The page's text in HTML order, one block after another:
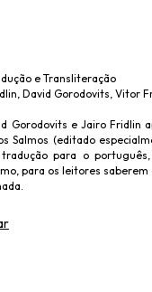
e Transliteração
David Gorodovits, Vitor
Gorodovits e Jairo Fridlin
Salmos (editado
para o
para os leitores